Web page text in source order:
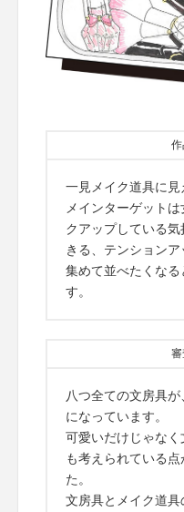
作
一見メイク道具に見
メインターゲット
クアップしている
きる、テンションア
集めて並べたくなる
す。
審
八つ全ての文房具
になっています。
可愛いだけじゃな
も考えられている
た。
文房具とメイク道